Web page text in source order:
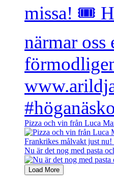
Pizza och vin från Luca
Frankrikes målvakt just
Nu är det nog med pasta
Load More